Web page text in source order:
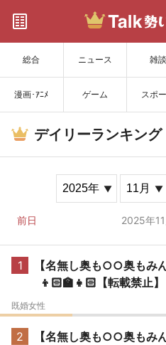
総合 ニュース 雑談
漫画･ｱﾆﾒ ゲーム スポ
サイ
デイリーランキング
前日 2025年
1
【名無し奥も○○奥もみ
👦🏻🏫👧🏻【転載禁止】
既婚女性
2
【名無し奥も○○奥もみ